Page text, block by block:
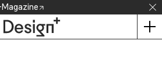
Magazine